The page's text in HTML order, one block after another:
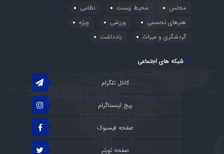
مجلس
محیط زیست
نظامی
هنرهای تجسمی
ورزشی
ویژه
گردشگری و میراث
یادداشت
شبکه های اجتماعی
کانال تلگرام
پیج اینستاگرام
صفحه فیسبوک
صفحه تویتر